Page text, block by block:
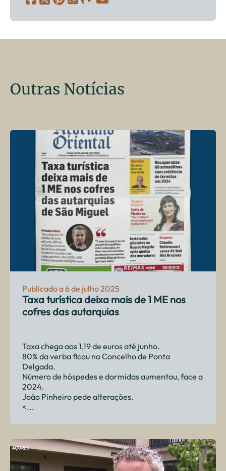
Outras Notícias
Publicado a 6 de julho 2025
Taxa turística deixa mais de 1 ME nos
cofres das autarquias
Taxa chega aos 1,19 de euros até junho.
80% da verba ficou no Concelho de Ponta
Delgada.
Número de hóspedes e dormidas aumentou, face a
2024.
João Pinheiro pede alterações.
<...